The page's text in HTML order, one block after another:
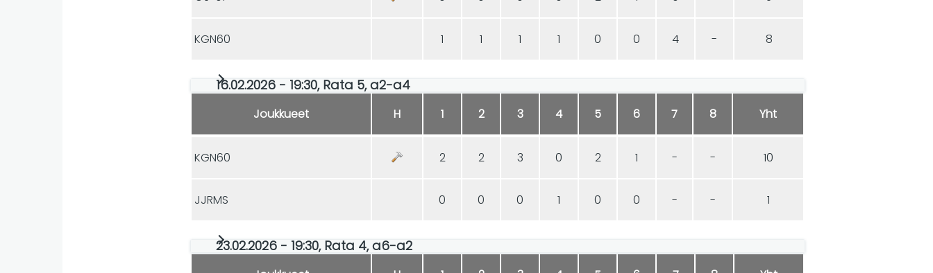
KGN60 1 1 1 1 0 0 4 - 8
16.02.2026 - 19:30, Rata 5, a2-a4
Joukkueet H 1 2 3 4 5 6 7 8 Yht
KGN60 2 2 3 0 2 1 - - 10
JJRMS 0 0 0 1 0 0 - - 1
23.02.2026 - 19:30, Rata 4, a6-a2